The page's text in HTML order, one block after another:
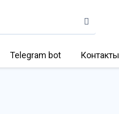
Telegram bot Контакты